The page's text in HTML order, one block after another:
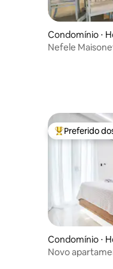
Condomínio ⋅
Nefele
Entre os
Preferido
Condomínio ⋅
Novo